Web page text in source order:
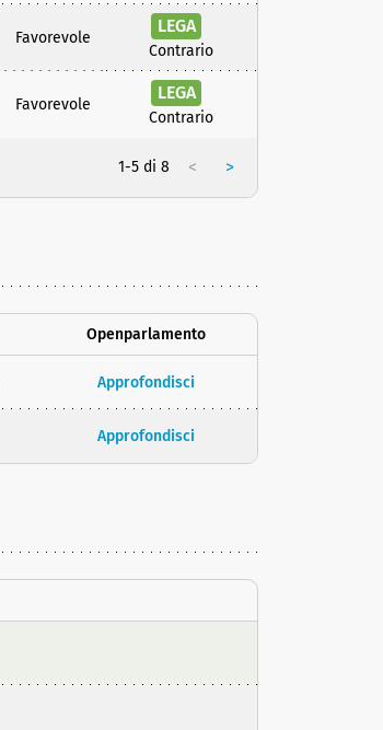
Favorevole
LEGA
Contrario
Favorevole
LEGA
Contrario
1-5 di 8 < >
Openparlamento
Approfondisci
Approfondisci